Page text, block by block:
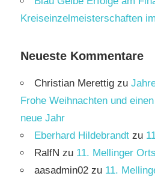
Kreiseinzelmeisterschaften
Neueste Kommentare
Christian Merettig zu
Frohe Weihnachten und
neue Jahr
Eberhard Hildebrandt zu
RalfN zu 11. Mellinger
aasadmin02 zu 11.